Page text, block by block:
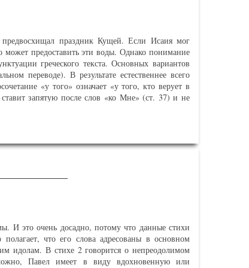
условиях вполне возможна, если вспомнить
царства, соотносится с арестом Иоанна и
и то, что за этим образом скрываются попытки
однозначный выбор не представляется
вариант.
праздник Кущей. Если Исаия мог
предоставить эти воды. Однако понимание
греческого текста. Основных вариантов
переводе). В результате естественнее всего
«у того» означает «у того, кто верует в
запятую после слов «ко Мне» (ст. 37) и не
со сказанным ранее; они вполне могут быть
сказано в Писании» и до конца ст. 38, можно
воды живой» текут из чрева Христа (т. е.
«христологическим»).
две точки зрения преобладают. Но прежде чем
есть у этих двух вариантов. Оба толкуют воду
отношению к служению Иисуса), оба связывают
Иисуса Тем, кто дает «пить» и утоляет жажду.
случае реки воды живой будут течь из чрева
И это очень досадно, потому что данные стихи
что его слова адресованы в основном
идолам. В стихе 2 говорится о непреодолимом
Павел имеет в виду вдохновенную или